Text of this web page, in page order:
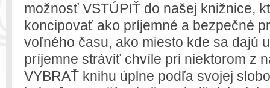
možnosť VSTÚPIŤ do našej knižnice,
koncipovať ako príjemné a bezpečné
voľného času, ako miesto kde sa dajú
príjemne stráviť chvíle pri niektorom z
VYBRAŤ knihu úplne podľa svojej